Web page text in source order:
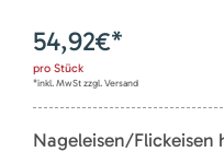
54,92€*
pro Stück
*inkl. MwSt zzgl. Versand
Nageleisen/Flickeisen